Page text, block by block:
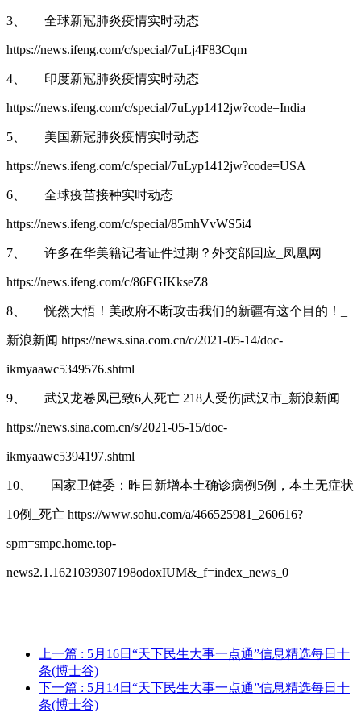
3、 全球新冠肺炎疫情实时动态
https://news.ifeng.com/c/special/7uLj4F83Cqm
4、 印度新冠肺炎疫情实时动态
https://news.ifeng.com/c/special/7uLyp1412jw?code=India
5、 美国新冠肺炎疫情实时动态
https://news.ifeng.com/c/special/7uLyp1412jw?code=USA
6、 全球疫苗接种实时动态
https://news.ifeng.com/c/special/85mhVvWS5i4
7、 许多在华美籍记者证件过期？外交部回应_凤凰网
https://news.ifeng.com/c/86FGIKkseZ8
8、 恍然大悟！美政府不断攻击我们的新疆有这个目的！_
新浪新闻 https://news.sina.com.cn/c/2021-05-14/doc-
ikmyaawc5349576.shtml
9、 武汉龙卷风已致6人死亡 218人受伤|武汉市_新浪新闻
https://news.sina.com.cn/s/2021-05-15/doc-
ikmyaawc5394197.shtml
10、 国家卫健委：昨日新增本土确诊病例5例，本土无症状
10例_死亡 https://www.sohu.com/a/466525981_260616?
spm=smpc.home.top-
news2.1.1621039307198odoxIUM&_f=index_news_0
上一篇 : 5月16日“天下民生大事一点通”信息精选每日十
条(博士谷)
下一篇 : 5月14日“天下民生大事一点通”信息精选每日十
条(博士谷)